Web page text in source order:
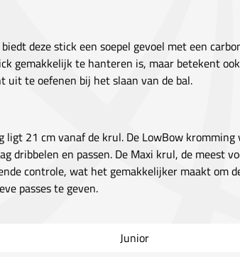
deze stick een soepel gevoel met een
gemakkelijk te hanteren is, maar betekent
uit te oefenen bij het slaan van de bal.
21 cm vanaf de krul. De LowBow kromming
dribbelen en passen. De Maxi krul, de meest
controle, wat het gemakkelijker maakt om
passes te geven.
Junior